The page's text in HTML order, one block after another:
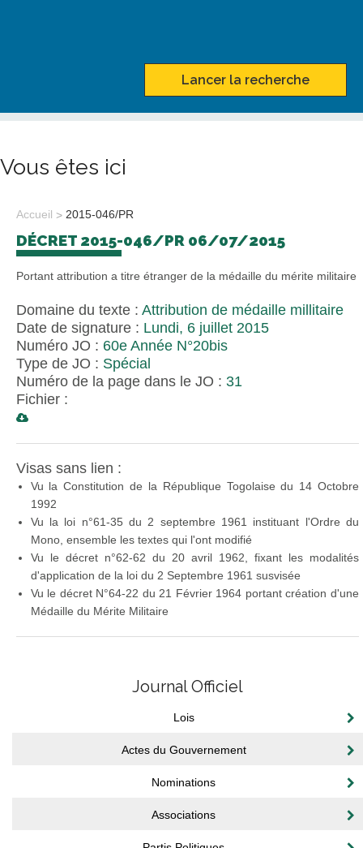
Lancer la recherche
Vous êtes ici
Accueil 2015-046/PR
DÉCRET 2015-046/PR 06/07/2015
Portant attribution a titre étranger de la médaille du mérite militaire
Domaine du texte : Attribution de médaille millitaire
Date de signature : Lundi, 6 juillet 2015
Numéro JO : 60e Année N°20bis
Type de JO : Spécial
Numéro de la page dans le JO : 31
Fichier :
Visas sans lien :
Vu la Constitution de la République Togolaise du 14 Octobre
1992
Vu la loi n°61-35 du 2 septembre 1961 instituant l'Ordre du
Mono, ensemble les textes qui l'ont modifié
Vu le décret n°62-62 du 20 avril 1962, fixant les modalités
d'application de la loi du 2 Septembre 1961 susvisée
Vu le décret N°64-22 du 21 Février 1964 portant création d'une
Médaille du Mérite Militaire
Journal Officiel
Lois
Actes du Gouvernement
Nominations
Associations